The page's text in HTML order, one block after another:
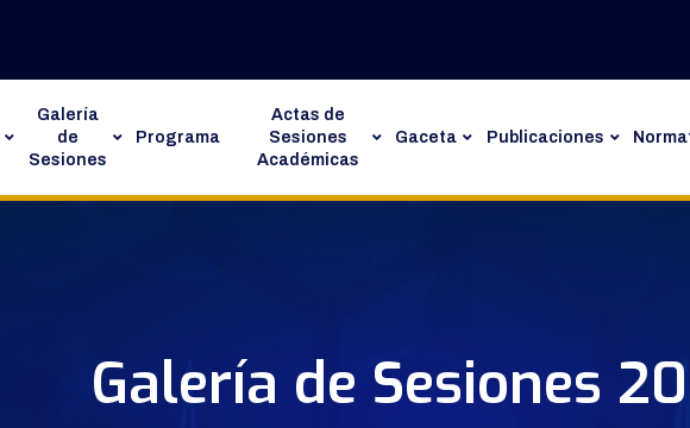
Galería
de
Sesiones
Programa
Actas de
Sesiones
Académicas
Gaceta Publicaciones
Galería de Sesiones